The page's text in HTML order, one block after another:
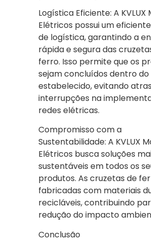
Logística Eficiente: A KVLUX
Elétricos possui um
de logística, garantindo a
rápida e segura das
ferro. Isso permite que os
sejam concluídos dentro
estabelecido, evitando
interrupções na
redes elétricas.
Compromisso com a
Sustentabilidade: A KVLUX
Elétricos busca soluções
sustentáveis em todos os
produtos. As cruzetas de
fabricadas com materiais
recicláveis, contribuindo
redução do impacto
Conclusão